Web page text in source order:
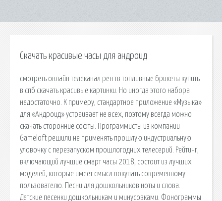
Скачать красивые часы для андроид
смотреть онлайн телеканал рен тв топливные брикеты купить
в спб скачать красивые картинки. Но иногда этого набора
недостаточно. К примеру, стандартное приложение «Музыка»
для «Андроид» устраивает не всех, поэтому всегда можно
скачать сторонние софты. Программисты из компании
Gameloft решили не применять прошлую индустриальную
уловочку с перезапуском прошлогодних телесерий. Рейтинг,
включающий лучшие смарт часы 2018, состоит из лучших
моделей, которые имеет смысл покупать современному
пользователю. Песни для дошкольников ноты и слова.
Детские песенки дошкольникам и минусовками. Фонограммы